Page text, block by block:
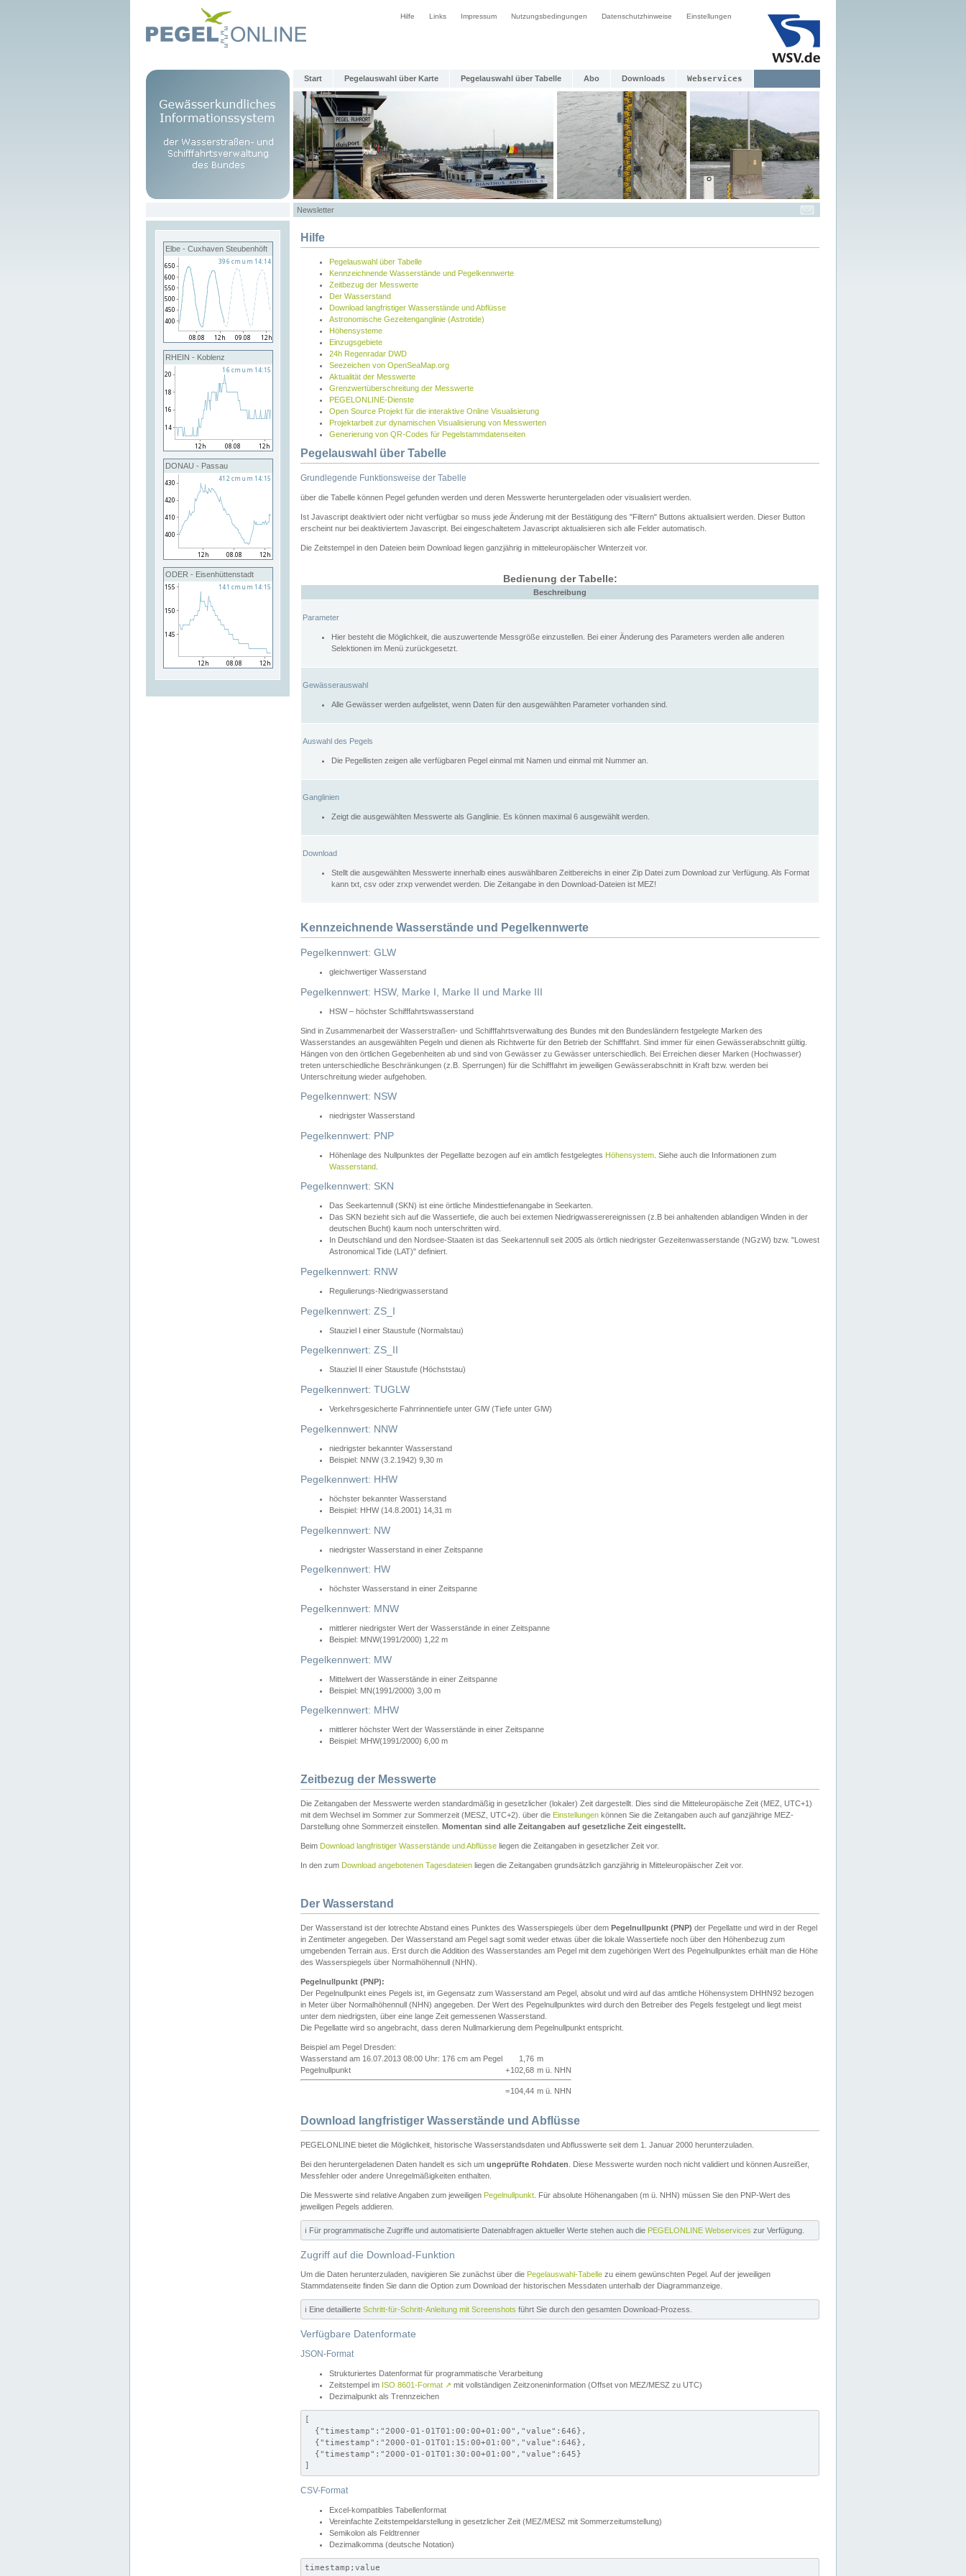
Hilfe Links Impressum Nutzungsbedingungen Datenschutzhinweise Einstellungen
Start Pegelauswahl über Karte Pegelauswahl über Tabelle Abo Downloads Webservices
Newsletter
Elbe - Cuxhaven Steubenhöft
RHEIN - Koblenz
DONAU - Passau
ODER - Eisenhüttenstadt
Hilfe
Pegelauswahl über Tabelle
Kennzeichnende Wasserstände und Pegelkennwerte
Zeitbezug der Messwerte
Der Wasserstand
Download langfristiger Wasserstände und Abflüsse
Astronomische Gezeitenganglinie (Astrotide)
Höhensysteme
Einzugsgebiete
24h Regenradar DWD
Seezeichen von OpenSeaMap.org
Aktualität der Messwerte
Grenzwertüberschreitung der Messwerte
PEGELONLINE-Dienste
Open Source Projekt für die interaktive Online Visualisierung
Projektarbeit zur dynamischen Visualisierung von Messwerten
Generierung von QR-Codes für Pegelstammdatenseiten
Pegelauswahl über Tabelle
Grundlegende Funktionsweise der Tabelle
über die Tabelle können Pegel gefunden werden und deren Messwerte heruntergeladen oder visualisiert werden.
Ist Javascript deaktiviert oder nicht verfügbar so muss jede Änderung mit der Bestätigung des "Filtern" Buttons aktualisiert werden. Dieser Button
erscheint nur bei deaktiviertem Javascript. Bei eingeschaltetem Javascript aktualisieren sich alle Felder automatisch.
Die Zeitstempel in den Dateien beim Download liegen ganzjährig in mitteleuropäischer Winterzeit vor.
Bedienung der Tabelle:
Beschreibung
Parameter
Hier besteht die Möglichkeit, die auszuwertende Messgröße einzustellen. Bei einer Änderung des Parameters werden alle anderen
Selektionen im Menü zurückgesetzt.
Gewässerauswahl
Alle Gewässer werden aufgelistet, wenn Daten für den ausgewählten Parameter vorhanden sind.
Auswahl des Pegels
Die Pegellisten zeigen alle verfügbaren Pegel einmal mit Namen und einmal mit Nummer an.
Ganglinien
Zeigt die ausgewählten Messwerte als Ganglinie. Es können maximal 6 ausgewählt werden.
Download
Stellt die ausgewählten Messwerte innerhalb eines auswählbaren Zeitbereichs in einer Zip Datei zum Download zur Verfügung. Als Format
kann txt, csv oder zrxp verwendet werden. Die Zeitangabe in den Download-Dateien ist MEZ!
Kennzeichnende Wasserstände und Pegelkennwerte
Pegelkennwert: GLW
gleichwertiger Wasserstand
Pegelkennwert: HSW, Marke I, Marke II und Marke III
HSW – höchster Schifffahrtswasserstand
Sind in Zusammenarbeit der Wasserstraßen- und Schifffahrtsverwaltung des Bundes mit den Bundesländern festgelegte Marken des
Wasserstandes an ausgewählten Pegeln und dienen als Richtwerte für den Betrieb der Schifffahrt. Sind immer für einen Gewässerabschnitt gültig.
Hängen von den örtlichen Gegebenheiten ab und sind von Gewässer zu Gewässer unterschiedlich. Bei Erreichen dieser Marken (Hochwasser)
treten unterschiedliche Beschränkungen (z.B. Sperrungen) für die Schifffahrt im jeweiligen Gewässerabschnitt in Kraft bzw. werden bei
Unterschreitung wieder aufgehoben.
Pegelkennwert: NSW
niedrigster Wasserstand
Pegelkennwert: PNP
Höhenlage des Nullpunktes der Pegellatte bezogen auf ein amtlich festgelegtes Höhensystem . Siehe auch die Informationen zum
Wasserstand
Pegelkennwert: SKN
Das Seekartennull (SKN) ist eine örtliche Mindesttiefenangabe in Seekarten.
Das SKN bezieht sich auf die Wassertiefe, die auch bei extemen Niedrigwasserereignissen (z.B bei anhaltenden ablandigen Winden in der
deutschen Bucht) kaum noch unterschritten wird.
In Deutschland und den Nordsee-Staaten ist das Seekartennull seit 2005 als örtlich niedrigster Gezeitenwasserstande (NGzW) bzw. "Lowest
Astronomical Tide (LAT)" definiert.
Pegelkennwert: RNW
Regulierungs-Niedrigwasserstand
Pegelkennwert: ZS_I
Stauziel I einer Staustufe (Normalstau)
Pegelkennwert: ZS_II
Stauziel II einer Staustufe (Höchststau)
Pegelkennwert: TUGLW
Verkehrsgesicherte Fahrrinnentiefe unter GlW (Tiefe unter GlW)
Pegelkennwert: NNW
niedrigster bekannter Wasserstand
Beispiel: NNW (3.2.1942) 9,30 m
Pegelkennwert: HHW
höchster bekannter Wasserstand
Beispiel: HHW (14.8.2001) 14,31 m
Pegelkennwert: NW
niedrigster Wasserstand in einer Zeitspanne
Pegelkennwert: HW
höchster Wasserstand in einer Zeitspanne
Pegelkennwert: MNW
mittlerer niedrigster Wert der Wasserstände in einer Zeitspanne
Beispiel: MNW(1991/2000) 1,22 m
Pegelkennwert: MW
Mittelwert der Wasserstände in einer Zeitspanne
Beispiel: MN(1991/2000) 3,00 m
Pegelkennwert: MHW
mittlerer höchster Wert der Wasserstände in einer Zeitspanne
Beispiel: MHW(1991/2000) 6,00 m
Zeitbezug der Messwerte
Die Zeitangaben der Messwerte werden standardmäßig in gesetzlicher (lokaler) Zeit dargestellt. Dies sind die Mitteleuropäische Zeit (MEZ, UTC+1)
mit dem Wechsel im Sommer zur Sommerzeit (MESZ, UTC+2). über die Einstellungen können Sie die Zeitangaben auch auf ganzjährige MEZ-
Darstellung ohne Sommerzeit einstellen. Momentan sind alle Zeitangaben auf gesetzliche Zeit eingestellt.
Beim Download langfristiger Wasserstände und Abflüsse liegen die Zeitangaben in gesetzlicher Zeit vor.
In den zum Download angebotenen Tagesdateien liegen die Zeitangaben grundsätzlich ganzjährig in Mitteleuropäischer Zeit vor.
Der Wasserstand
Der Wasserstand ist der lotrechte Abstand eines Punktes des Wasserspiegels über dem Pegelnullpunkt (PNP) der Pegellatte und wird in der Regel
in Zentimeter angegeben. Der Wasserstand am Pegel sagt somit weder etwas über die lokale Wassertiefe noch über den Höhenbezug zum
umgebenden Terrain aus. Erst durch die Addition des Wasserstandes am Pegel mit dem zugehörigen Wert des Pegelnullpunktes erhält man die Höhe
des Wasserspiegels über Normalhöhennull (NHN).
Pegelnullpunkt (PNP):
Der Pegelnullpunkt eines Pegels ist, im Gegensatz zum Wasserstand am Pegel, absolut und wird auf das amtliche Höhensystem DHHN92 bezogen
in Meter über Normalhöhennull (NHN) angegeben. Der Wert des Pegelnullpunktes wird durch den Betreiber des Pegels festgelegt und liegt meist
unter dem niedrigsten, über eine lange Zeit gemessenen Wasserstand.
Die Pegellatte wird so angebracht, dass deren Nullmarkierung dem Pegelnullpunkt entspricht.
Beispiel am Pegel Dresden:
Wasserstand am 16.07.2013 08:00 Uhr: 176 cm am Pegel
1,76 m
Pegelnullpunkt
+102,68 m ü. NHN
=104,44 m ü. NHN
Download langfristiger Wasserstände und Abflüsse
PEGELONLINE bietet die Möglichkeit, historische Wasserstandsdaten und Abflusswerte seit dem 1. Januar 2000 herunterzuladen.
Bei den heruntergeladenen Daten handelt es sich um ungeprüfte Rohdaten . Diese Messwerte wurden noch nicht validiert und können Ausreißer,
Messfehler oder andere Unregelmäßigkeiten enthalten.
Die Messwerte sind relative Angaben zum jeweiligen Pegelnullpunkt . Für absolute Höhenangaben (m ü. NHN) müssen Sie den PNP-Wert des
jeweiligen Pegels addieren.
ℹ️ Für programmatische Zugriffe und automatisierte Datenabfragen aktueller Werte stehen auch die PEGELONLINE Webservices zur Verfügung.
Zugriff auf die Download-Funktion
Um die Daten herunterzuladen, navigieren Sie zunächst über die Pegelauswahl-Tabelle zu einem gewünschten Pegel. Auf der jeweiligen
Stammdatenseite finden Sie dann die Option zum Download der historischen Messdaten unterhalb der Diagrammanzeige.
ℹ️ Eine detaillierte Schritt-für-Schritt-Anleitung mit Screenshots führt Sie durch den gesamten Download-Prozess.
Verfügbare Datenformate
JSON-Format
Strukturiertes Datenformat für programmatische Verarbeitung
Zeitstempel im ISO 8601-Format ↗ mit vollständigen Zeitzoneninformation (Offset von MEZ/MESZ zu UTC)
Dezimalpunkt als Trennzeichen
[
  {"timestamp":"2000-01-01T01:00:00+01:00","value":646},
  {"timestamp":"2000-01-01T01:15:00+01:00","value":646},
  {"timestamp":"2000-01-01T01:30:00+01:00","value":645}
]
CSV-Format
Excel-kompatibles Tabellenformat
Vereinfachte Zeitstempeldarstellung in gesetzlicher Zeit (MEZ/MESZ mit Sommerzeitumstellung)
Semikolon als Feldtrenner
Dezimalkomma (deutsche Notation)
timestamp;value